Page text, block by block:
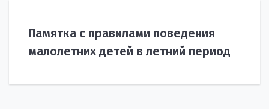
Памятка с правилами поведения
малолетних детей в летний период